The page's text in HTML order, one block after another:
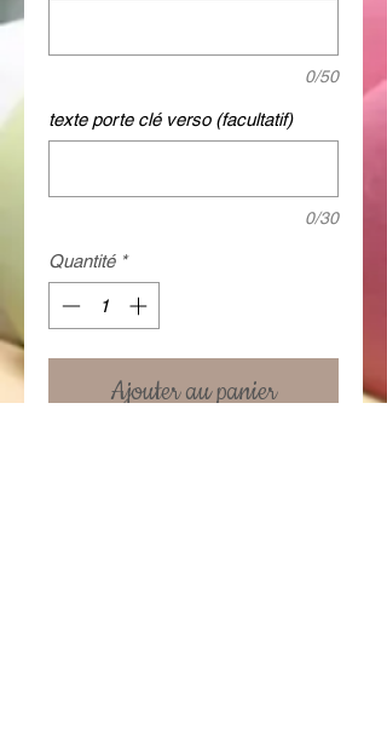
0/50
texte porte clé verso (facultatif)
0/30
Quantité *
Ajouter au panier